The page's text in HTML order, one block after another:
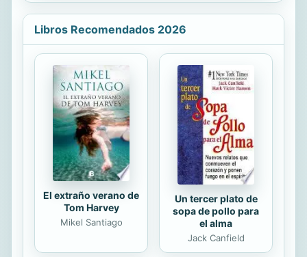
para Bucky en el Nuevo Universo
Marvel?
Libros Recomendados 2026
El extraño verano de
Tom Harvey
Mikel Santiago
Un tercer plato de
sopa de pollo para
el alma
Jack Canfield